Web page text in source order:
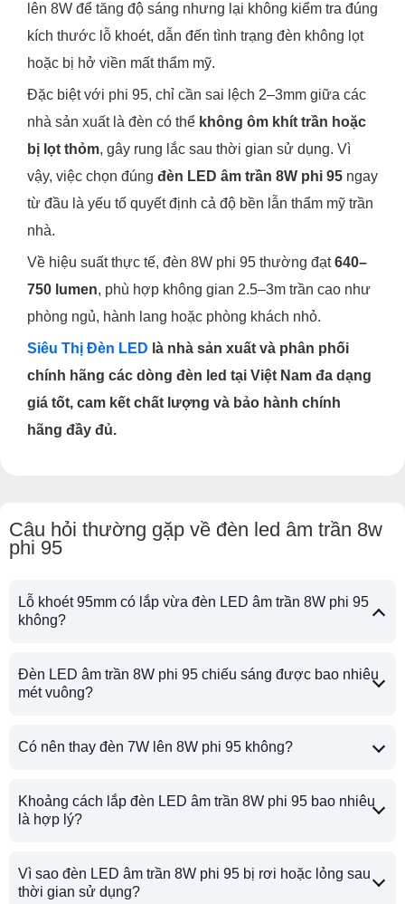
lên 8W để tăng độ sáng nhưng lại không kiểm tra đúng
kích thước lỗ khoét, dẫn đến tình trạng đèn không lọt
hoặc bị hở viền mất thẩm mỹ.
Đặc biệt với phi 95, chỉ cần sai lệch 2–3mm giữa các
nhà sản xuất là đèn có thể không ôm khít trần hoặc
bị lọt thỏm, gây rung lắc sau thời gian sử dụng. Vì
vậy, việc chọn đúng đèn LED âm trần 8W phi 95 ngay
từ đầu là yếu tố quyết định cả độ bền lẫn thẩm mỹ trần
nhà.
Về hiệu suất thực tế, đèn 8W phi 95 thường đạt640–
750 lumen, phù hợp không gian 2.5–3m trần cao như
phòng ngủ, hành lang hoặc phòng khách nhỏ.
Siêu Thị Đèn LED là nhà sản xuất và phân phối
chính hãng các dòng đèn led tại Việt Nam đa dạng
giá tốt, cam kết chất lượng và bảo hành chính
hãng đầy đủ.
Câu hỏi thường gặp về đèn led âm trần 8w
phi 95
Lỗ khoét 95mm có lắp vừa đèn LED âm trần 8W phi 95
không?
Đèn LED âm trần 8W phi 95 chiếu sáng được bao nhiêu
mét vuông?
Có nên thay đèn 7W lên 8W phi 95 không?
Khoảng cách lắp đèn LED âm trần 8W phi 95 bao nhiêu
là hợp lý?
Vì sao đèn LED âm trần 8W phi 95 bị rơi hoặc lỏng sau
thời gian sử dụng?